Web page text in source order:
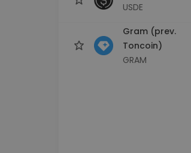
USDE
Gram (prev.
Toncoin)
GRAM